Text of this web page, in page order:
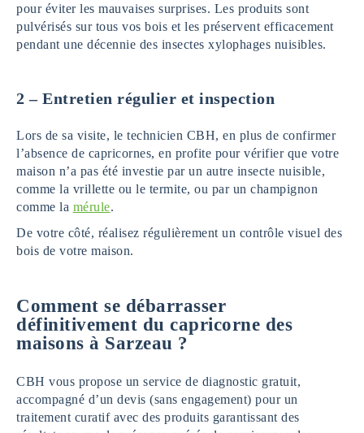
pour éviter les mauvaises surprises. Les produits sont
pulvérisés sur tous vos bois et les préservent efficacement
pendant une décennie des insectes xylophages nuisibles.
2 – Entretien régulier et inspection
Lors de sa visite, le technicien CBH, en plus de confirmer
l’absence de capricornes, en profite pour vérifier que votre
maison n’a pas été investie par un autre insecte nuisible,
comme la vrillette ou le termite, ou par un champignon
comme la mérule.
De votre côté, réalisez régulièrement un contrôle visuel des
bois de votre maison.
Comment se débarrasser
définitivement du capricorne des
maisons à Sarzeau ?
CBH vous propose un service de diagnostic gratuit,
accompagné d’un devis (sans engagement) pour un
traitement curatif avec des produits garantissant des